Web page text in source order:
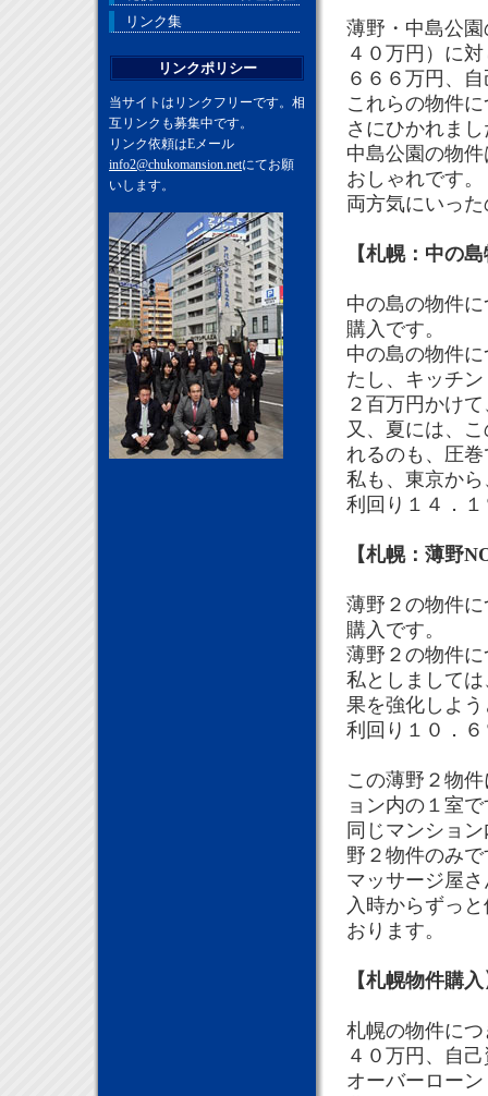
薄野・中島公
４０万円）に
６６６万円、
これらの物件
さにひかれまし
中島公園の物
おしゃれです。
両方気にいっ
【札幌：中の
中の島の物件
購入です。
中の島の物件
たし、キッチ
２百万円かけ
又、夏には、
れるのも、圧巻
私も、東京か
利回り１４．
【札幌：薄野
薄野２の物件
購入です。
薄野２の物件
私としまして
果を強化しよ
利回り１０．
この薄野２物
ョン内の１室
同じマンショ
野２物件のみで
マッサージ屋
入時からずっ
おります。
【札幌物件購
札幌の物件に
４０万円、自
オーバーロー
リンク集
リンクポリシー
当サイトはリンクフリーです。相
互リンクも募集中です。
リンク依頼はEメール
info2@chukomansion.netにてお願
いします。